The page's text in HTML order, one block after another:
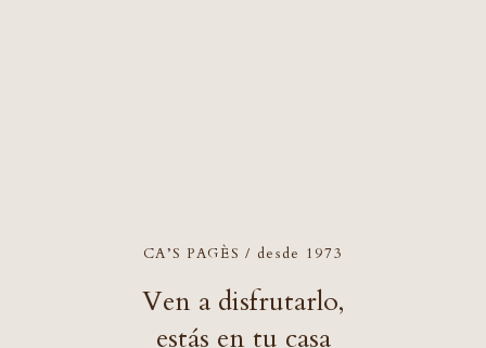
CA’S PAGÈS / desde 1973
Ven a disfrutarlo,
estás en tu casa